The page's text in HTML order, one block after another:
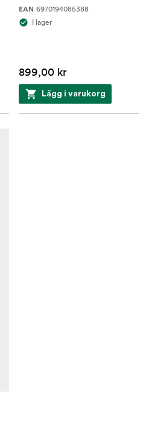
EAN 6970194085388
I lager
899,00 kr
Lägg i varukorg